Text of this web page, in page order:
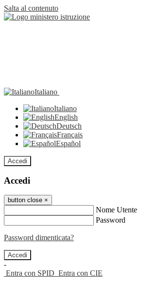
Salta al contenuto
Italiano
Italiano
English
Deutsch
Français
Español
Accedi
Accedi
button close ×
Nome Utente
Password
Password dimenticata?
-
Entra con SPID Entra con CIE